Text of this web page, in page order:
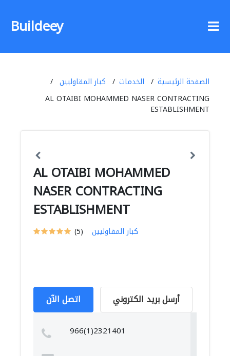
Buildeey
الصفحة الرئيسية الخدمات
كبار المقاوليين
AL OTAIBI MOHAMMED NASER CONTRACTING
ESTABLISHMENT
AL OTAIBI MOHAMMED
NASER CONTRACTING
ESTABLISHMENT
(5) كبار المقاوليين
اتصل الآن أرسل بريد الكتروني
966(1)2321401